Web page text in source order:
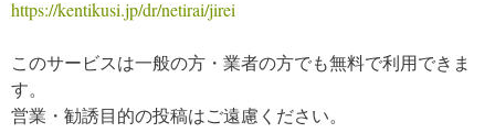
https://kentikusi.jp/dr/netirai/jirei
このサービスは一般の方・業者の方でも無料で利用できま
す。
営業・勧誘目的の投稿はご遠慮ください。